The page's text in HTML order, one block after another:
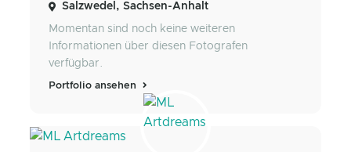
Salzwedel, Sachsen-Anhalt
Momentan sind noch keine weiteren
Informationen über diesen Fotografen
verfügbar.
Portfolio ansehen